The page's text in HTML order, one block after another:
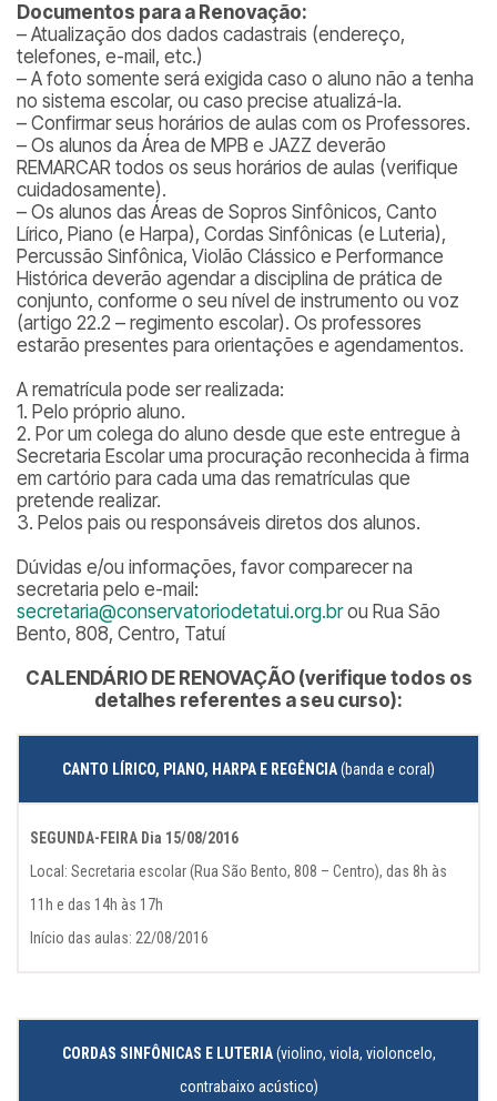
Documentos para a Renovação:
– Atualização dos dados cadastrais (endereço,
telefones, e-mail, etc.)
– A foto somente será exigida caso o aluno não a tenha
no sistema escolar, ou caso precise atualizá-la.
– Confirmar seus horários de aulas com os Professores.
– Os alunos da Área de MPB e JAZZ deverão
REMARCAR todos os seus horários de aulas (verifique
cuidadosamente).
– Os alunos das Áreas de Sopros Sinfônicos, Canto
Lírico, Piano (e Harpa), Cordas Sinfônicas (e Luteria),
Percussão Sinfônica, Violão Clássico e Performance
Histórica deverão agendar a disciplina de prática de
conjunto, conforme o seu nível de instrumento ou voz
(artigo 22.2 – regimento escolar). Os professores
estarão presentes para orientações e agendamentos.
A rematrícula pode ser realizada:
1. Pelo próprio aluno.
2. Por um colega do aluno desde que este entregue à
Secretaria Escolar uma procuração reconhecida à firma
em cartório para cada uma das rematrículas que
pretende realizar.
3. Pelos pais ou responsáveis diretos dos alunos.
Dúvidas e/ou informações, favor comparecer na
secretaria pelo e-mail:
secretaria@conservatoriodetatui.org.brou Rua São
Bento, 808, Centro, Tatuí
CALENDÁRIO DE RENOVAÇÃO (verifique todos os
detalhes referentes a seu curso):
CANTO LÍRICO, PIANO, HARPA E REGÊNCIA(banda e coral )
SEGUNDA-FEIRA Dia 15/08/2016
Local: Secretaria escolar (Rua São Bento, 808 – Centro), das 8h às
11h e das 14h às 17h
Início das aulas: 22/08/2016
CORDAS SINFÔNICAS E LUTERIA(violino, viola, violoncelo,
contrabaixo acústico)